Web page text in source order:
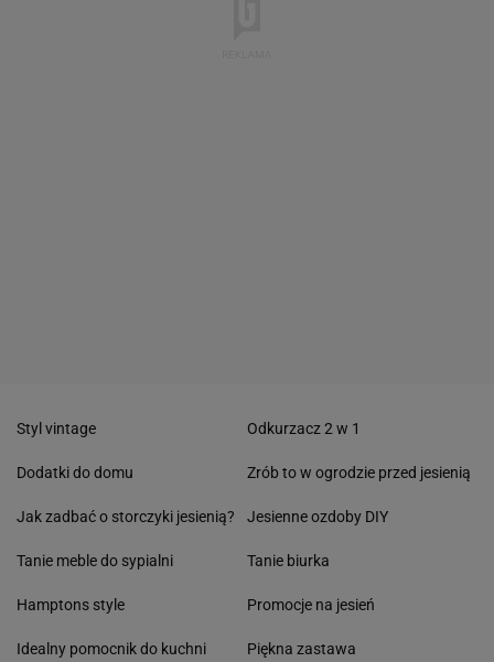
Styl vintage
Dodatki do domu
Jak zadbać o storczyki jesienią?
Tanie meble do sypialni
Hamptons style
Idealny pomocnik do kuchni
Odkurzacz 2 w 1
Zrób to w ogrodzie przed jesienią
Jesienne ozdoby DIY
Tanie biurka
Promocje na jesień
Piękna zastawa